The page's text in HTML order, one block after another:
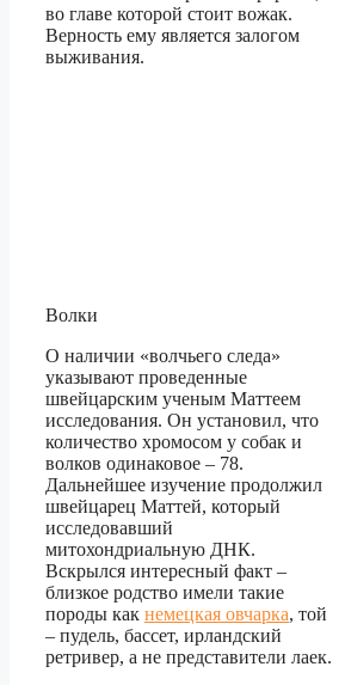
во главе которой стоит вожак.
Верность ему является залогом
выживания.
Волки
О наличии «волчьего следа»
указывают проведенные
швейцарским ученым Маттеем
исследования. Он установил, что
количество хромосом у собак и
волков одинаковое – 78.
Дальнейшее изучение продолжил
швейцарец Маттей, который
исследовавший
митохондриальную ДНК.
Вскрылся интересный факт –
близкое родство имели такие
породы как немецкая овчарка, той
– пудель, бассет, ирландский
ретривер, а не представители лаек.